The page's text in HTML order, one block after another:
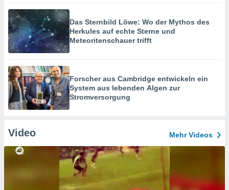
Das Sternbild Löwe: Wo der Mythos des
Herkules auf echte Sterne und
Meteoritenschauer trifft
Forscher aus Cambridge entwickeln ein
System aus lebenden Algen zur
Stromversorgung
Video Mehr Videos